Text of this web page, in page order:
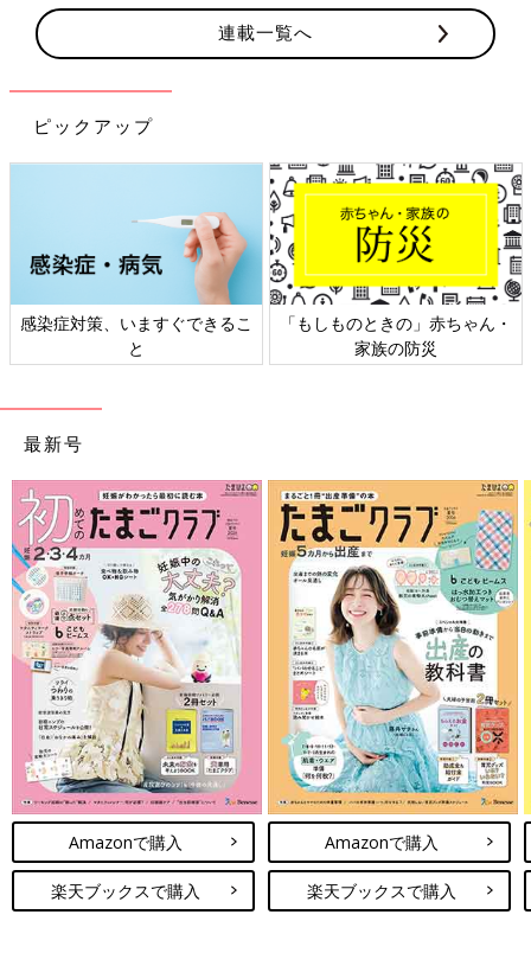
連載一覧へ
ピックアップ
感染症対策、いますぐできるこ
と
「もしものときの」赤ちゃん・
家族の防災
最新号
Amazonで購入
楽天ブックスで購入
Amazonで購入
楽天ブックスで購入